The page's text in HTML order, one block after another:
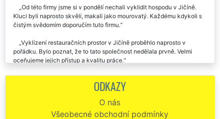
Od této firmy jsme si v pondělí nechali vyklidit hospodu v Jičíně.
Kluci byli naprosto skvělí, makali jako mourovatý. Každému kdykoli s
čistým svědomím doporučím tuto firmu.
Vyklízení restauračních prostor v Jičíně proběhlo naprosto v
pořádku. Bylo poznat, že to tato společnost nedělala prvně. Velmi
oceňujeme jejich přístup a kvalitu práce.
Potřebovali jsme zlikvidovat a vyklidit polovinu naší restaurace v
Jičíně, a druhou polovinu restauračního zařízení jsme potřebovali
VYKLÍZENÍ. S jejich službami jsme byli velmi spokojeni. Výborná
komunikativnost, lidský přístup, i cena za služby byla výborná.
ODKAZY
O nás
Všeobecné obchodní podmínky